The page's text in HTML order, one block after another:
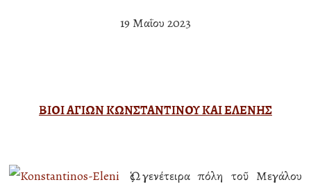
19 Μαΐου 2023
ΒΙΟΙ ΑΓΙΩΝ ΚΩΝΣΤΑΝΤΙΝΟΥ ΚΑΙ ΕΛΕΝΗΣ
Ὡς γενέτειρα πόλη τοῦ Μεγάλου